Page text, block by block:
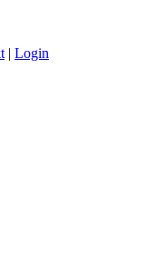
| Login